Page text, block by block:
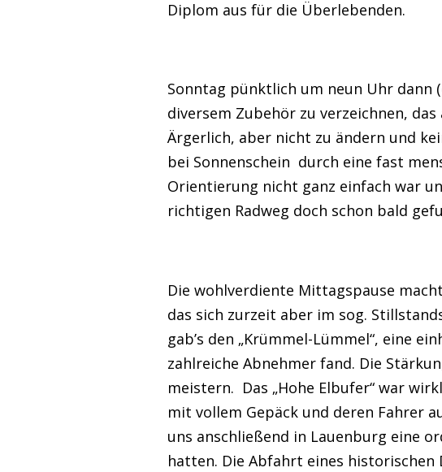
Diplom aus für die Überlebenden.
Sonntag pünktlich um neun Uhr dann
diversem Zubehör zu verzeichnen,
Ärgerlich, aber nicht zu ändern und
bei Sonnenschein durch eine fast
Orientierung nicht ganz einfach war
richtigen Radweg doch schon bald
Die wohlverdiente Mittagspause
das sich zurzeit aber im sog.
gab’s den „Krümmel-Lümmel“, eine
zahlreiche Abnehmer fand. Die
meistern. Das „Hohe Elbufer“ war
mit vollem Gepäck und deren Fahrer
uns anschließend in Lauenburg eine
hatten. Die Abfahrt eines historischen